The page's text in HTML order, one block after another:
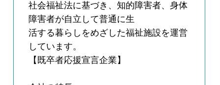
社会福祉法に基づき、知的障害者、身体
障害者が自立して普通に生
活する暮らしをめざした福祉施設を運営
しています。
【既卒者応援宣言企業】